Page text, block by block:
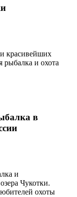
красивейших
рыбалка и охота
в
и
Чукотки.
охоты